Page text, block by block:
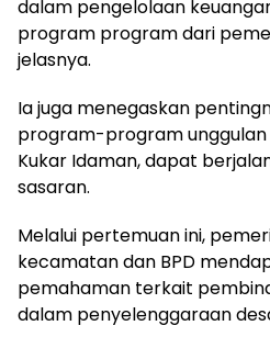
dalam pengelolaan
program program dari
jelasnya.
Ia juga menegaskan
program-program unggulan
Kukar Idaman, dapat
sasaran.
Melalui pertemuan ini,
kecamatan dan BPD
pemahaman terkait
dalam penyelenggaraan